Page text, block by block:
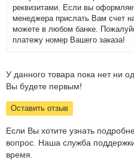
реквизитами. Если вы
менеджера прислать Вам счет
можете в любом банке.
платежу номер Вашего заказа!
У данного товара пока нет ни
Вы будете первым!
Оставить отзыв
Если Вы хотите узнать
вопрос. Наша служба
время.